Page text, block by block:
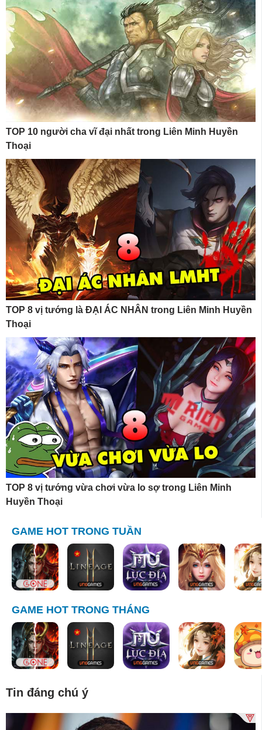
TOP 10 người cha vĩ đại nhất trong Liên Minh Huyền
Thoại
TOP 8 vị tướng là ĐẠI ÁC NHÂN trong Liên Minh Huyền
Thoại
TOP 8 vị tướng vừa chơi vừa lo sợ trong Liên Minh
Huyền Thoại
GAME HOT TRONG TUẦN
GAME HOT TRONG THÁNG
Tin đáng chú ý